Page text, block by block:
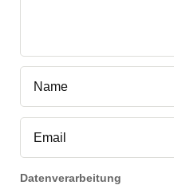
Datenverarbeitung